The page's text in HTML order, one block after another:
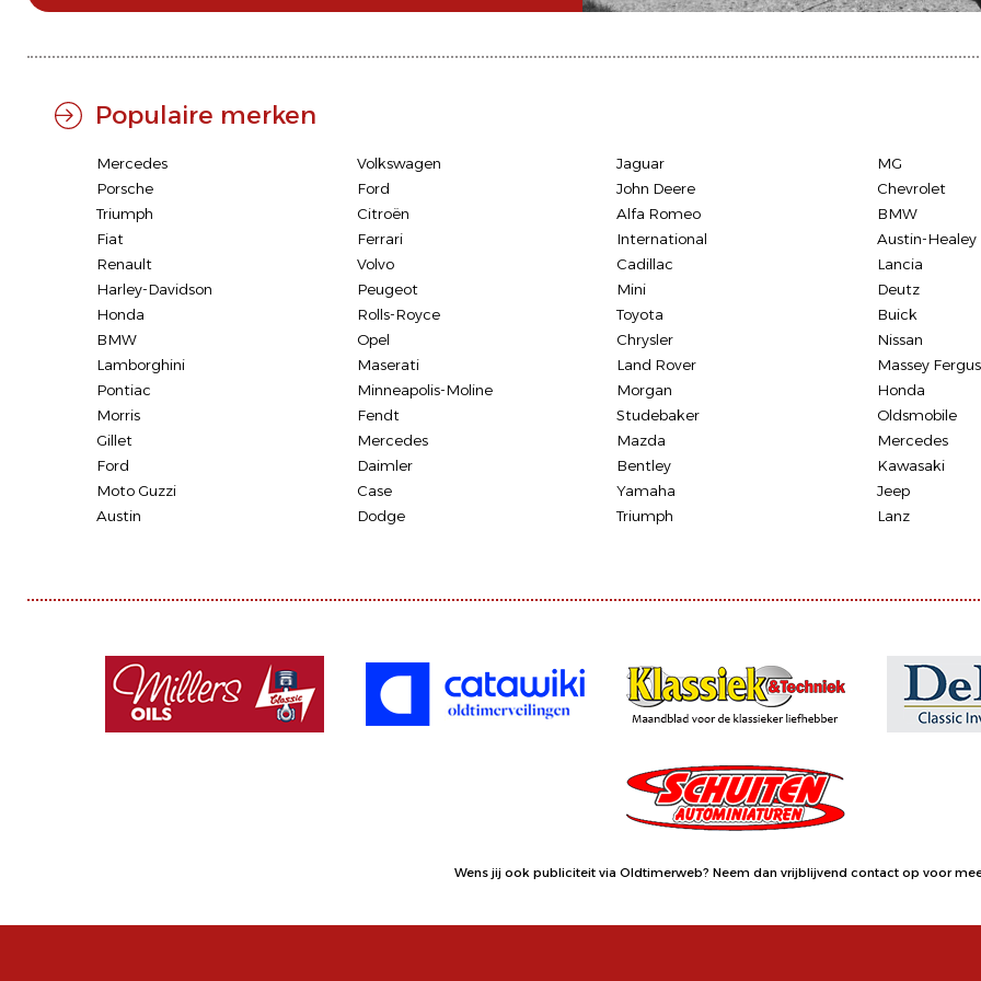
Populaire merken
Mercedes Volkswagen Jaguar
MG
Porsche
Ford John Deere
Chevrolet
Triumph
Citroën Alfa Romeo
BMW
Fiat
Ferrari International
Austin-Healey
Renault
Volvo Cadillac
Lancia
Harley-Davidson
Peugeot Mini
Deutz
Honda
Rolls-Royce Toyota
Buick
BMW
Opel Chrysler
Nissan
Lamborghini
Maserati Land Rover
Massey
Pontiac
Minneapolis-Moline Morgan
Honda
Morris
Fendt Studebaker
Oldsmobile
Gillet
Mercedes Mazda
Mercedes
Ford
Daimler Bentley
Kawasaki
Moto Guzzi
Case Yamaha
Jeep
Austin
Dodge Triumph Lanz
Wens jij ook publiciteit via Oldtimerweb? Neem dan vrijblijvend contact op voor